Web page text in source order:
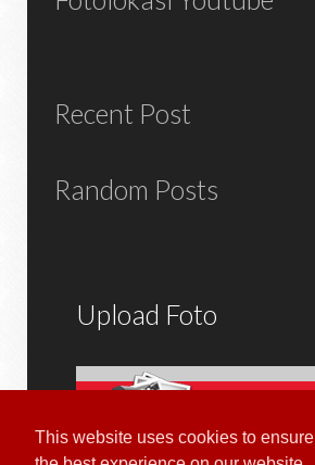
This website uses cookies to
Recent Post
Random Posts
Upload Foto